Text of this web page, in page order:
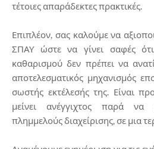
τέτοιες απαράδεκτες πρακτικές.
Επιπλέον, σας καλούμε να
ΣΠΑΥ ώστε να γίνει σαφές
καθαρισμού δεν πρέπει να
αποτελεσματικός μηχανισμός
σωστής εκτέλεσής της. Είναι
μείνει ανέγγιχτος παρά να
πλημμελούς διαχείρισης, σε μια